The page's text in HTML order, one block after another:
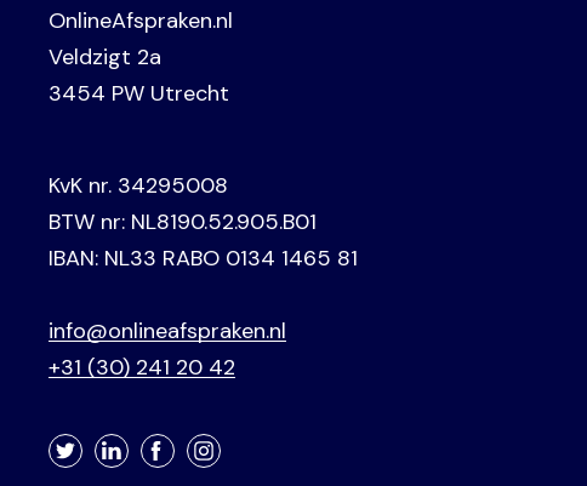
OnlineAfspraken.nl
Veldzigt 2a
3454 PW Utrecht
KvK nr. 34295008
BTW nr: NL8190.52.905.B01
IBAN: NL33 RABO 0134 1465 81
info@onlineafspraken.nl
+31 (30) 241 20 42
TwitterLinkedInFacebookInstagram